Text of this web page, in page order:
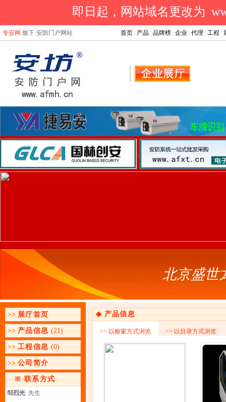
即日起，网站域名更改为
专安网 旗下·安防门户网站 首页 产品 品牌榜 企业 代理 工程
.
北京盛世
>> 展厅首页
>> 产品信息 (21)
>> 工程信息 (0)
>>公司简介
※联系方式
邹烈光 先生
◆ 产品信息
>> 以橱窗方式浏览 >> 以目录方式浏览